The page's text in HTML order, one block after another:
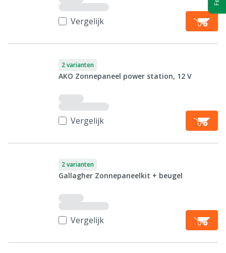
Vergelijk
2 varianten
AKO Zonnepaneel power station, 12 V
Vergelijk
2 varianten
Gallagher Zonnepaneelkit + beugel
Vergelijk